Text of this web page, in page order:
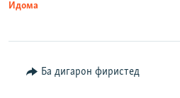
Идома
Ба дигарон фиристед